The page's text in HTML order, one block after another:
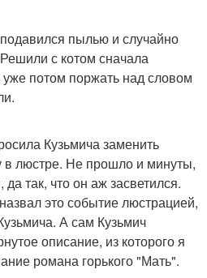
пылью и случайно
с котом сначала
уже потом поржать над словом
Кузьмича заменить
в люстре. Не прошло и минуты,
так, что он аж засветился.
это событие люстрацией,
А сам Кузьмич
описание, из которого я
романа горького "Мать".